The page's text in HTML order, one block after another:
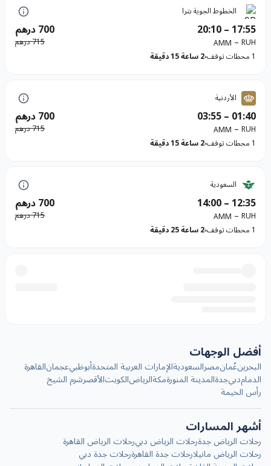
الخطوط الجوية بترا
17:55
–
20:10 700 درهم
RUH
–
AMM
715 درهم
1 محطات توقف
2 ساعة 15 دقيقة
الأردنية
01:40
–
03:55 700 درهم
RUH
–
AMM
715 درهم
1 محطات توقف
2 ساعة 15 دقيقة
السعودية
12:35
–
14:00 700 درهم
RUH
–
AMM
715 درهم
1 محطات توقف
2 ساعة 25 دقيقة
أفضل الوجهات
البحرينعُمانمصرالسعوديةالإمارات العربية المتحدةأبوظبيعجمانالقاهرة
الدمامدبيجدةالمدينة المنورةمكةالرياضالكويتالأقصرشرم الشيخ
رأس الخيمة
أشهر المسارات
رحلات الرياض جدةرحلات الرياض دبيرحلات الرياض القاهرة
رحلات الرياض مانيلارحلات جدة القاهرةرحلات جدة دبي